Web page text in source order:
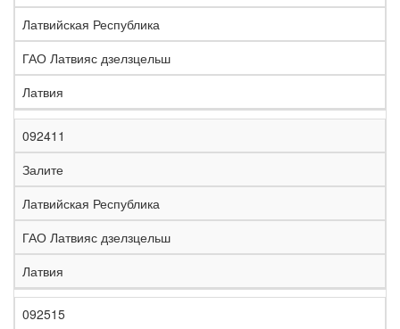
Латвийская Республика
ГАО Латвияс дзелзцельш
Латвия
092411
Залите
Латвийская Республика
ГАО Латвияс дзелзцельш
Латвия
092515